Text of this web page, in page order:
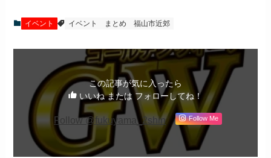
イベント イベント まとめ 福山市近郊
この記事が気に入ったら
いいね または フォローしてね！
Follow @fukuyama_2shin Follow Me